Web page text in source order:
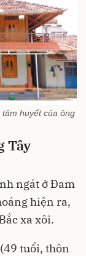
huyết của ông
Tây
ngát ở Đam
hiện ra,
xa xôi.
tuổi, thôn